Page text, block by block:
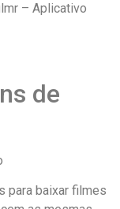
– Aplicativo
de
para baixar filmes